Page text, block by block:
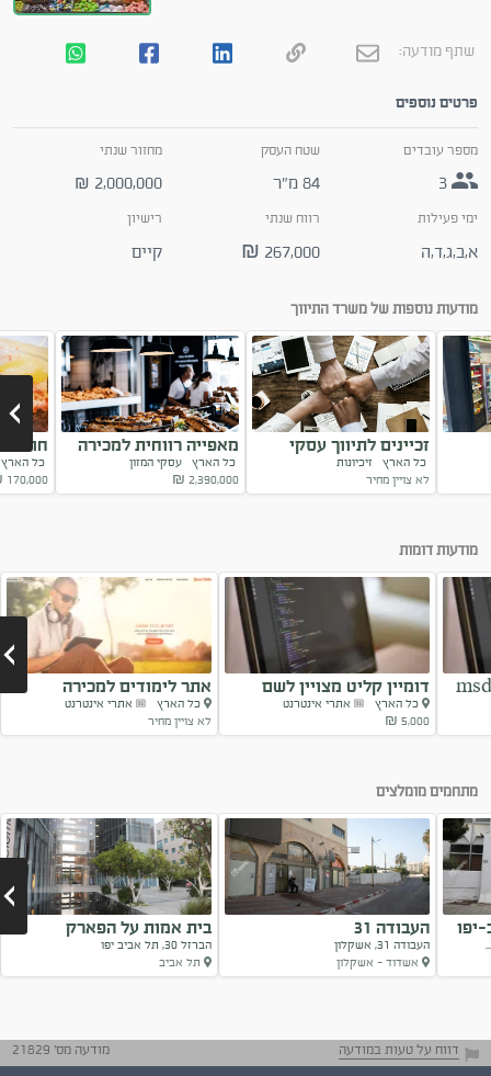
שתף מודעה:
פרטים נוספים
מספר עובדים
3
שטח העסק
84 מ״ר
מחזור שנתי
2,000,000
₪
ימי פעילות
א,ב,ג,ד,ה
רווח שנתי
267,000 ₪
רישיון
קיים
מודעות נוספות של משרד התיווך
זכיינים לתיווך עסקי
במותג המוביל
כל הארץ זיכיונות
לא צויין מחיר
מאפייה רווחית למכירה
במרכז הארץ
כל הארץ עסקי המזון
2,390,000
₪
כל
170,000
מודעות דומות
דומיין קליט מצויין לשם
העסק
כל הארץ
אתרי אינטרנט
5,000 ₪
אתר לימודים למכירה
כל הארץ
אתרי אינטרנט
לא צויין מחיר
מתחמים מומלצים
יפו העבודה 31
העבודה 31, אשקלון
אשדוד - אשקלון
בית אמות על הפארק
הברזל 30, תל אביב יפו
תל אביב
דווח על טעות במודעה מודעה מס' 21829